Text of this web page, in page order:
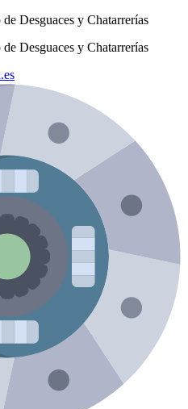
Desguaces y Chatarrerías
Desguaces y Chatarrerías